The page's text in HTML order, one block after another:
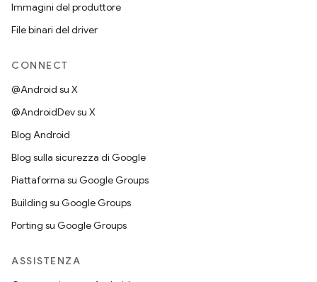
Immagini del produttore
File binari del driver
CONNECT
@Android su X
@AndroidDev su X
Blog Android
Blog sulla sicurezza di Google
Piattaforma su Google Groups
Building su Google Groups
Porting su Google Groups
ASSISTENZA